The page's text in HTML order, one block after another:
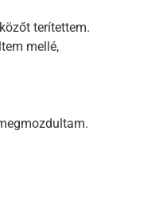
terítettem.
mellé,